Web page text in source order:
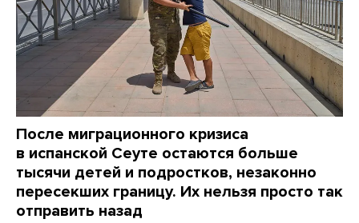
После миграционного кризиса
в испанской Сеуте остаются больше
тысячи детей и подростков, незаконно
пересекших границу. Их нельзя просто так
отправить назад